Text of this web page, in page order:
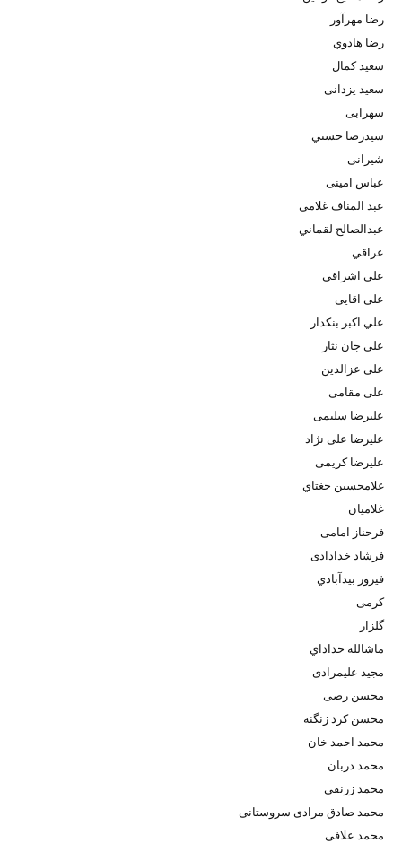
رضا مهرآور
رضا هادوي
سعید کمال
سعید یزدانی
سهرابی
سيدرضا حسني
شیرانی
عباس امینی
عبد المناف غلامی
عبدالصالح لقماني
عراقي
علی اشراقی
علی اقایی
علي اكبر بنكدار
علی جان نثار
علی عزالدین
علی مقامی
علیرضا سلیمی
علیرضا علی نژاد
علیرضا کریمی
غلامحسين جغتاي
غلاميان
فرحناز امامی
فرشاد خدادادی
فيروز بيدآبادي
كرمی
گلزار
ماشالله خداداي
مجید علیمرادی
محسن رضی
محسن کرد زنگنه
محمد احمد خان
محمد دربان
محمد زرنقی
محمد صادق مرادی سروستانی
محمد علافی